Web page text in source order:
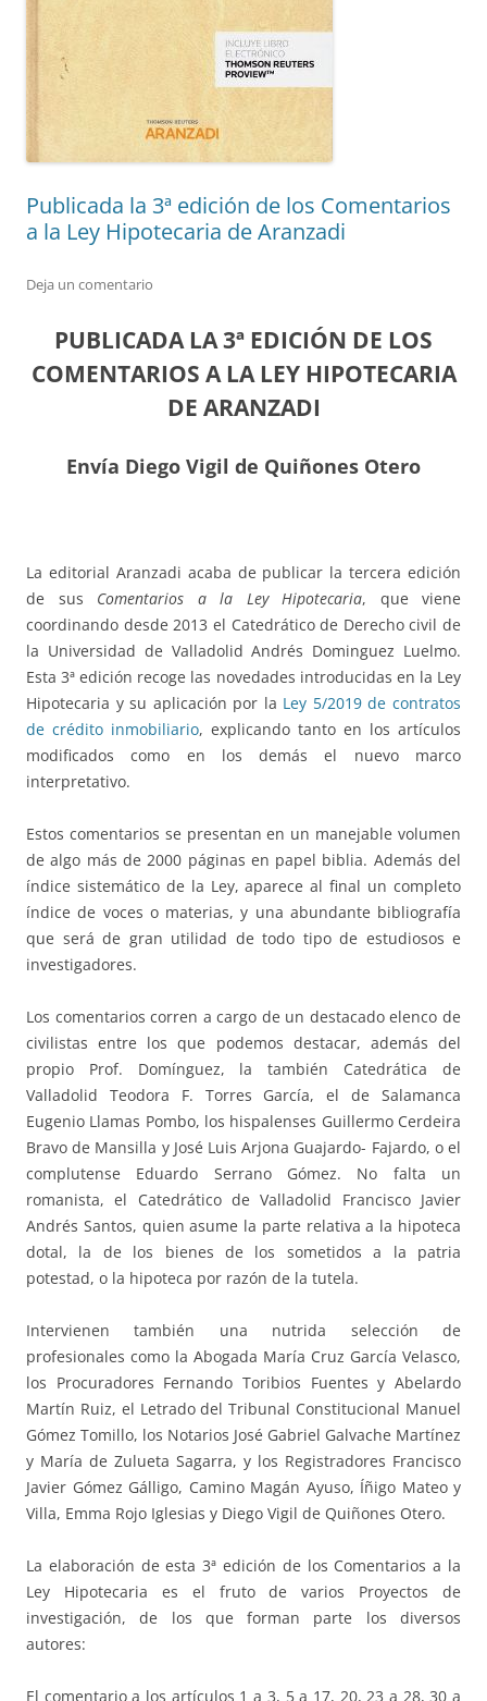
Publicada la 3ª edición de los Comentarios
a la Ley Hipotecaria de Aranzadi
Deja un comentario
PUBLICADA LA 3ª EDICIÓN DE LOS
COMENTARIOS A LA LEY HIPOTECARIA
DE ARANZADI
Envía Diego Vigil de Quiñones Otero
La editorial Aranzadi acaba de publicar la tercera edición
de sus Comentarios a la Ley Hipotecaria, que viene
coordinando desde 2013 el Catedrático de Derecho civil de
la Universidad de Valladolid Andrés Dominguez Luelmo.
Esta 3ª edición recoge las novedades introducidas en la Ley
Hipotecaria y su aplicación por la Ley 5/2019 de contratos
de crédito inmobiliario, explicando tanto en los artículos
modificados como en los demás el nuevo marco
interpretativo.
Estos comentarios se presentan en un manejable volumen
de algo más de 2000 páginas en papel biblia. Además del
índice sistemático de la Ley, aparece al final un completo
índice de voces o materias, y una abundante bibliografía
que será de gran utilidad de todo tipo de estudiosos e
investigadores.
Los comentarios corren a cargo de un destacado elenco de
civilistas entre los que podemos destacar, además del
propio Prof. Domínguez, la también Catedrática de
Valladolid Teodora F. Torres García, el de Salamanca
Eugenio Llamas Pombo, los hispalenses Guillermo Cerdeira
Bravo de Mansilla y José Luis Arjona Guajardo- Fajardo, o el
complutense Eduardo Serrano Gómez. No falta un
romanista, el Catedrático de Valladolid Francisco Javier
Andrés Santos, quien asume la parte relativa a la hipoteca
dotal, la de los bienes de los sometidos a la patria
potestad, o la hipoteca por razón de la tutela.
Intervienen también una nutrida selección de
profesionales como la Abogada María Cruz García Velasco,
los Procuradores Fernando Toribios Fuentes y Abelardo
Martín Ruiz, el Letrado del Tribunal Constitucional Manuel
Gómez Tomillo, los Notarios José Gabriel Galvache Martínez
y María de Zulueta Sagarra, y los Registradores Francisco
Javier Gómez Gálligo, Camino Magán Ayuso, Íñigo Mateo y
Villa, Emma Rojo Iglesias y Diego Vigil de Quiñones Otero.
La elaboración de esta 3ª edición de los Comentarios a la
Ley Hipotecaria es el fruto de varios Proyectos de
investigación, de los que forman parte los diversos
autores:
El comentario a los artículos 1 a 3, 5 a 17, 20, 23 a 28, 30 a